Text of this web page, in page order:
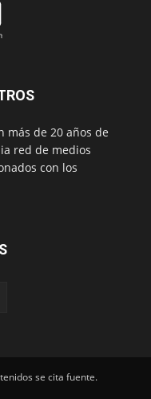
más de 20 años de
red de medios
con los
se cita fuente.